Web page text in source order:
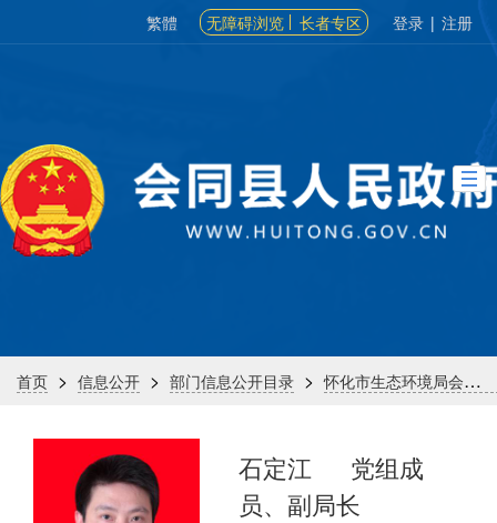
繁體 无障碍浏览 长者专区 登录 | 注册
首页 > 信息公开 > 部门信息公开目录 > 怀化市生态环境局会同分局
石定江
党组成
员、副局长